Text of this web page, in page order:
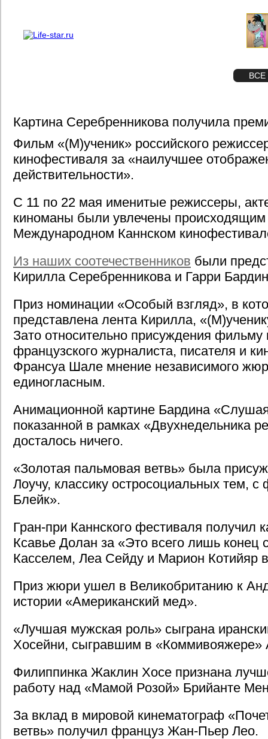
ВСЕ
Картина Серебренникова получила
Фильм «(М)ученик» российского
кинофестиваля за «наилучшее
действительности».
С 11 по 22 мая именитые режиссеры,
киноманы были увлечены
Международном Каннском
Из наших соотечественников были
Кирилла Серебренникова и Гарри
Приз номинации «Особый взгляд», в
представлена лента Кирилла,
Зато относительно присуждения фильму
французского журналиста, писателя и
Франсуа Шале мнение независимого
единогласным.
Анимационной картине Бардина
показанной в рамках «Двухнедельника
досталось ничего.
«Золотая пальмовая ветвь» была
Лоучу, классику остросоциальных тем,
Блейк».
Гран-при Каннского фестиваля получил
Ксавье Долан за «Это всего лишь конец
Касселем, Леа Сейду и Марион Котийяр
Приз жюри ушел в Великобританию к
истории «Американский мед».
«Лучшая мужская роль» сыграна
Хосейни, сыгравшим в «Коммивояжере»
Филиппинка Жаклин Хосе признана
работу над «Мамой Розой» Брийанте
За вклад в мировой кинематограф
ветвь» получил француз Жан-Пьер Лео.